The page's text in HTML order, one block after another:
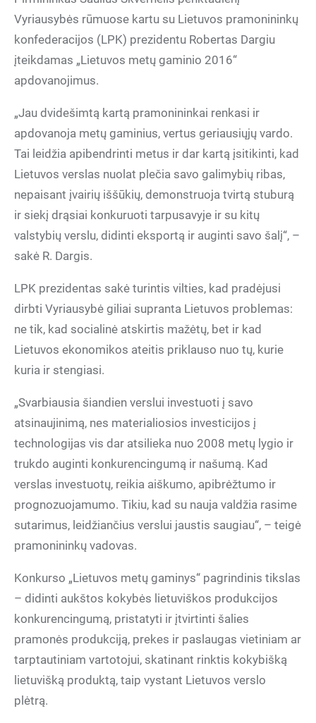
Vyriausybės rūmuose kartu su Lietuvos pramonininkų
konfederacijos (LPK) prezidentu Robertas Dargiu
įteikdamas „Lietuvos metų gaminio 2016“
apdovanojimus.
„Jau dvidešimtą kartą pramonininkai renkasi ir
apdovanoja metų gaminius, vertus geriausiųjų vardo.
Tai leidžia apibendrinti metus ir dar kartą įsitikinti, kad
Lietuvos verslas nuolat plečia savo galimybių ribas,
nepaisant įvairių iššūkių, demonstruoja tvirtą stuburą
ir siekį drąsiai konkuruoti tarpusavyje ir su kitų
valstybių verslu, didinti eksportą ir auginti savo šalį“, –
sakė R. Dargis.
LPK prezidentas sakė turintis vilties, kad pradėjusi
dirbti Vyriausybė giliai supranta Lietuvos problemas:
ne tik, kad socialinė atskirtis mažėtų, bet ir kad
Lietuvos ekonomikos ateitis priklauso nuo tų, kurie
kuria ir stengiasi.
„Svarbiausia šiandien verslui investuoti į savo
atsinaujinimą, nes materialiosios investicijos į
technologijas vis dar atsilieka nuo 2008 metų lygio ir
trukdo auginti konkurencingumą ir našumą. Kad
verslas investuotų, reikia aiškumo, apibrėžtumo ir
prognozuojamumo. Tikiu, kad su nauja valdžia rasime
sutarimus, leidžiančius verslui jaustis saugiau“, – teigė
pramonininkų vadovas.
Konkurso „Lietuvos metų gaminys“ pagrindinis tikslas
– didinti aukštos kokybės lietuviškos produkcijos
konkurencingumą, pristatyti ir įtvirtinti šalies
pramonės produkciją, prekes ir paslaugas vietiniam ar
tarptautiniam vartotojui, skatinant rinktis kokybišką
lietuvišką produktą, taip vystant Lietuvos verslo
plėtrą.